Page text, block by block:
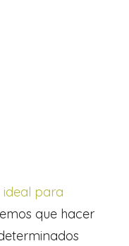
ideal para
que hacer